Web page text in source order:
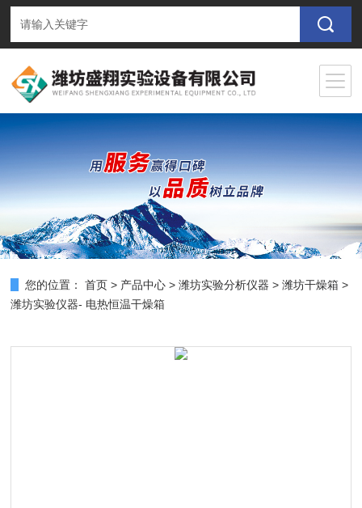
您的位置： 首页 > 产品中心 >潍坊实验分析仪器 >潍坊干燥箱 >
潍坊实验仪器- 电热恒温干燥箱